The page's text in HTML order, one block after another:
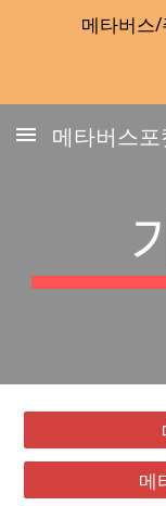
Skip to main
메타버스
메타버스
메